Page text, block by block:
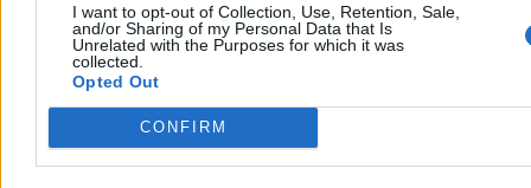
I want to opt-out of Collection, Use, Retention, Sale,
and/or Sharing of my Personal Data that Is
Unrelated with the Purposes for which it was
collected.
Opted Out
CONFIRM
To będzie największa taka defilada w historii
Polski. Wojsko: Jesteśmy gotowi